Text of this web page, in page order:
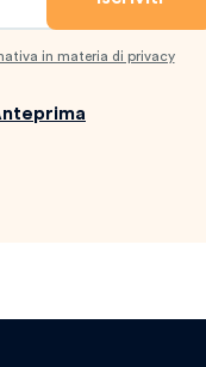
in materia di privacy